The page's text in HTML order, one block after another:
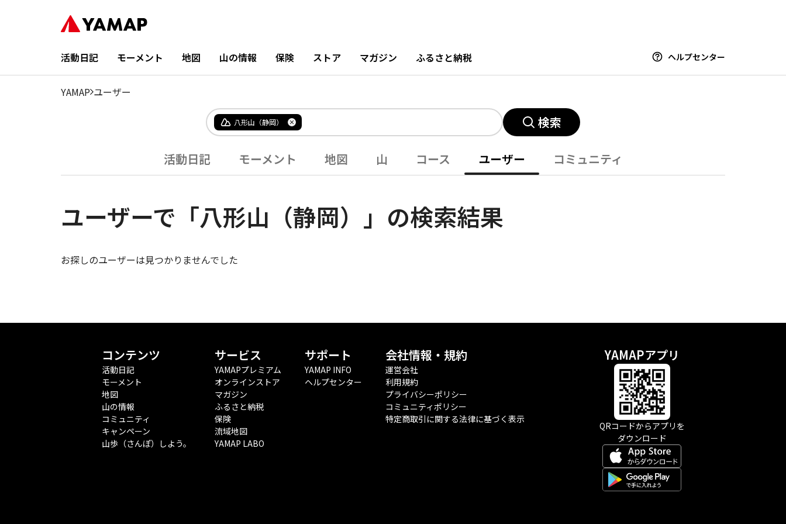
活動日記 モーメント 地図 山の情報 保険 ストア マガジン ふるさと納税 ヘルプセンター
YAMAP ユーザー
八形山（静岡） 検索
活動日記 モーメント 地図 山 コース ユーザー コミュニティ
ユーザーで「八形山（静岡）」の検索結果
お探しのユーザーは見つかりませんでした
コンテンツ
活動日記
モーメント
地図
山の情報
コミュニティ
キャンペーン
山歩（さんぽ）しよう。
サービス
YAMAPプレミアム
オンラインストア
マガジン
ふるさと納税
保険
流域地図
YAMAP LABO
サポート
YAMAP INFO
ヘルプセンター
会社情報・規約
運営会社
利用規約
プライバシーポリシー
コミュニティポリシー
特定商取引に関する法律に基づく表示
YAMAPアプリ
QRコードからアプリを
ダウンロード